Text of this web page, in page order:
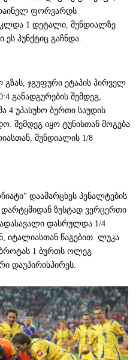
ფორვარდს
1 დეტალი, მუნდიალზე
ეს პუნქტიც გაჩნდა.
გზას, ჯგუფური ეტაპის პირველ
განადგურების შემდეგ,
4 უპასუხო ბურთი საუდის
შემდეგ იყო ტუნისთან მოგება
მუნდიალის 1/8
დაამარცხეს პენალტების
დარტყმიდან ზუსტად ვერცერთი
დასრულდა 1/4
იტალიასთან წაგებით. ლუკა
1 ბურთს ოლეგ
დაუპირისპირეს.